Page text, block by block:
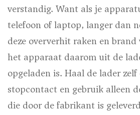
verstandig. Want als je
telefoon of laptop, langer dan
deze oververhit raken en
het apparaat daarom uit de
opgeladen is. Haal de lader
stopcontact en gebruik alleen
die door de fabrikant is